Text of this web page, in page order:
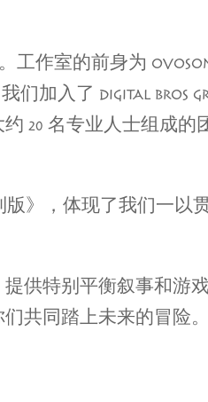
工作室的前身为
入了 DIGITAL BROS
20 名专业人士组成的
版》，体现了我们一以
供特别平衡叙事和游
共同踏上未来的冒险。